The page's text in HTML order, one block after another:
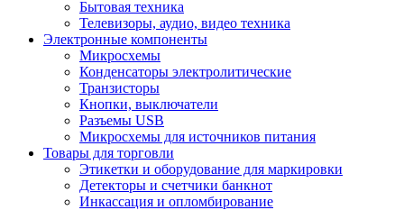
Бытовая техника
Телевизоры, аудио, видео техника
Электронные компоненты
Микросхемы
Конденсаторы электролитические
Транзисторы
Кнопки, выключатели
Разъемы USB
Микросхемы для источников питания
Товары для торговли
Этикетки и оборудование для маркировки
Детекторы и счетчики банкнот
Инкассация и опломбирование